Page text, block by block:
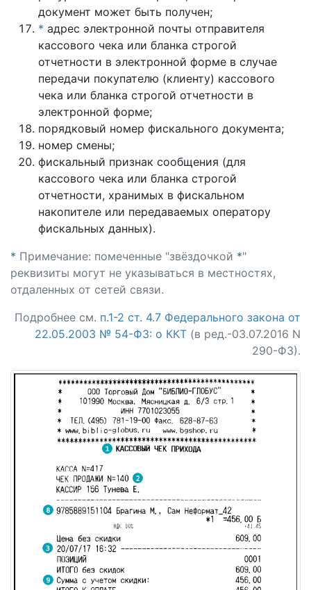
документ может быть получен;
* адрес электронной почты отправителя
кассового чека или бланка строгой
отчетности в электронной форме в случае
передачи покупателю (клиенту) кассового
чека или бланка строгой отчетности в
электронной форме;
порядковый номер фискального документа;
номер смены;
фискальный признак сообщения (для
кассового чека или бланка строгой
отчетности, хранимых в фискальном
накопителе или передаваемых оператору
фискальных данных).
* Примечание: помеченные "звёздочкой *"
реквизиты могут не указываться в местностях,
отдаленных от сетей связи.
Подробнее см. п.1-2 ст. 4.7 Федерального закона от
22.05.2003 № 54-ФЗ: о ККТ (в ред.-03.07.2016 N
290-ФЗ).